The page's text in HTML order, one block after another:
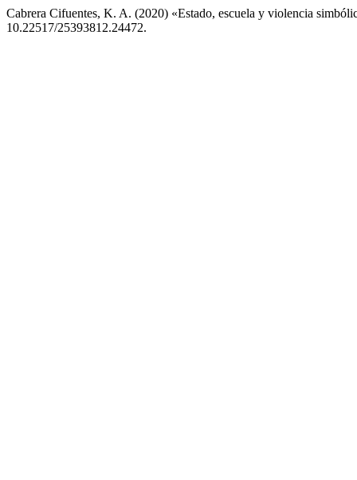
Cabrera Cifuentes, K. A. (2020) «Estado, escuela y violencia
10.22517/25393812.24472.